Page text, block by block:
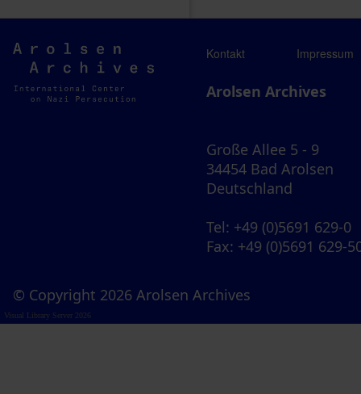
Arolsen
Archives
Kontakt Impressum
Arolsen Archives
Große Allee 5 - 9
34454 Bad Arolsen
Deutschland
Tel: +49 (0)5691 629-0
Fax: +49 (0)5691 629-
© Copyright 2026 Arolsen Archives
Visual Library Server 2026